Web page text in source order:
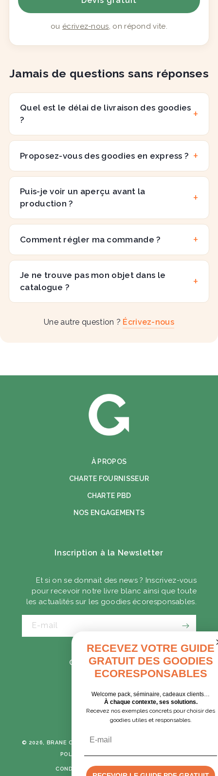
ou écrivez-nous, on répond vite.
Jamais de questions sans réponses
Quel est le délai de livraison des goodies
?
Proposez-vous des goodies en express ?
Puis-je voir un aperçu avant la
production ?
Comment régler ma commande ?
Je ne trouve pas mon objet dans le
catalogue ?
Une autre question ? Écrivez-nous
À PROPOS
CHARTE FOURNISSEUR
CHARTE PBD
NOS ENGAGEMENTS
Inscription à la Newsletter
Et si on se donnait des news ? Inscrivez-vous
pour recevoir notre livre blanc ainsi que toute
les actualités sur les goodies écoresponsables.
E-mail
CADEAUX D'AFFAIRES
GOODIES EXPRESS
Instagram
© 2026, BRANE CORPORATION
POLITIQUE DE CONFIDENTIALITÉ
CONDITIONS GÉNÉRALES DE VENTE
RECEVEZ VOTRE GUIDE
GRATUIT DES GOODIES
ECORESPONSABLES
Welcome pack, séminaire, cadeaux clients…
À chaque contexte, ses solutions.
Recevez nos exemples concrets pour choisir des
goodies utiles et responsables.